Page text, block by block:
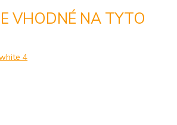
VHODNÉ NA TYTO
4